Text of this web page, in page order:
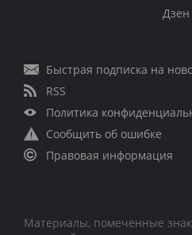
Дзен
Быстрая подписка на
RSS
Политика
Сообщить об ошибке
Правовая информация
Материалы, помеченные